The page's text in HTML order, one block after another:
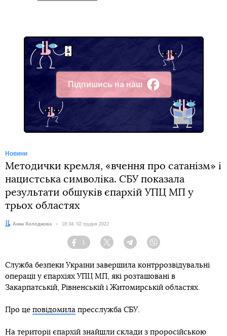
Підпишись на наш
Facebook
Новини
Методички кремля, «вчення про сатанізм» і
нацистська символіка. СБУ показала
результати обшуків єпархій УПЦ МП у
трьох областях
Автор:
Анна Холоднова Дата:
18:34, 02 грудня 2022
Facebook
1
Twitter TelegramViber
Служба безпеки України завершила контррозвідувальні
операції у єпархіях УПЦ МП, які розташовані в
Закарпатській, Рівненській і Житомирській областях.
Про це повідомила пресслужба СБУ.
На території єпархій знайшли склади з проросійською